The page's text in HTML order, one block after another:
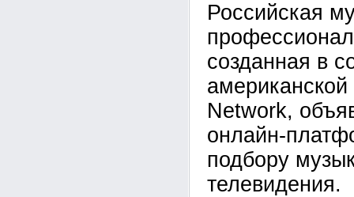
Российская
созданная в
Network,
онлайн-
подбору
телевидения.